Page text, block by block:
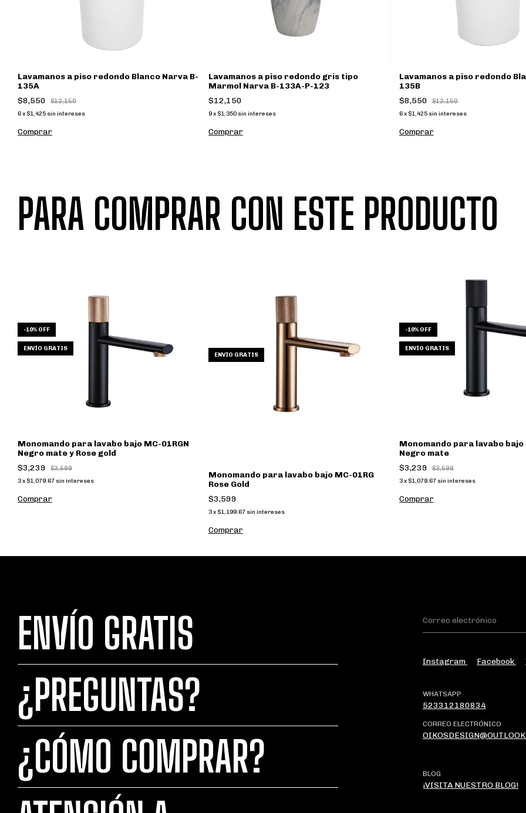
Lavamanos a piso redondo Blanco Narva B-
135A
$8,550
$12,150
6x $1,425 sin intereses
Lavamanos a piso redondo gris tipo
Marmol Narva B-133A-P-123
$12,150
9x $1,350 sin intereses
Lavamanos a piso redondo
135B
$8,550
$12,150
6 x $1,425 sin intereses
PARA COMPRAR CON ESTE PRODUCTO
-10% OFF
ENVÍO GRATIS
Monomando para lavabo bajo MC-01RGN
Negro mate y Rose gold
$3,239
$3,599
3x $1,079.67 sin intereses
ENVÍO GRATIS
Monomando para lavabo bajo MC-01RG
Rose Gold
$3,599
3x $1,199.67 sin intereses
Comprar
-10% OFF
ENVÍO GRATIS
Monomando para lavabo bajo
Negro mate
$3,239
$3,599
3 x $1,079.67 sin intereses
ENVÍO GRATIS
¿PREGUNTAS?
¿CÓMO COMPRAR?
Instagram Facebook
WHATSAPP
523312180834
CORREO ELECTRÓNICO
BLOG
¡VISITA NUESTRO BLOG!